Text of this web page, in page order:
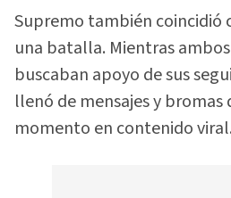
Supremo también coincidió
una batalla. Mientras
buscaban apoyo de sus
llenó de mensajes y
momento en contenido viral.